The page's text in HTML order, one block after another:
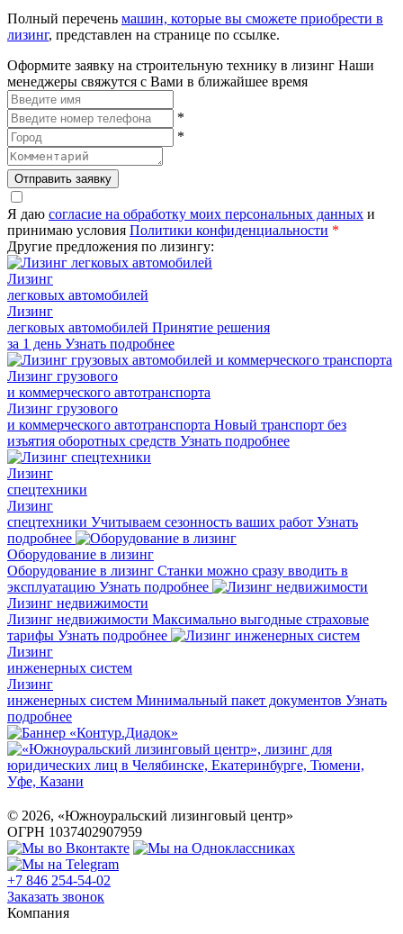
Полный перечень машин, которые вы сможете приобрести в
лизинг, представлен на странице по ссылке.
Оформите заявку на строительную технику в лизинг Наши
менеджеры свяжутся с Вами в ближайшее время
*
*
Отправить заявку
Я даю согласие на обработку моих персональных данных и
принимаю условия Политики конфиденциальности *
Другие предложения по лизингу:
Лизинг
легковых автомобилей
Лизинг
легковых автомобилей Принятие решения
за 1 день Узнать подробнее
Лизинг грузового
и коммерческого автотранспорта
Лизинг грузового
и коммерческого автотранспорта Новый транспорт без
изъятия оборотных средств Узнать подробнее
Лизинг
спецтехники
Лизинг
спецтехники Учитываем сезонность ваших работ Узнать
подробнее
Оборудование в лизинг
Оборудование в лизинг Станки можно сразу вводить в
эксплуатацию Узнать подробнее
Лизинг недвижимости
Лизинг недвижимости Максимально выгодные страховые
тарифы Узнать подробнее
Лизинг
инженерных систем
Лизинг
инженерных систем Минимальный пакет документов Узнать
подробнее
© 2026, «Южноуральский лизинговый центр»
ОГРН 1037402907959
+7 846 254-54-02
Заказать звонок
Компания